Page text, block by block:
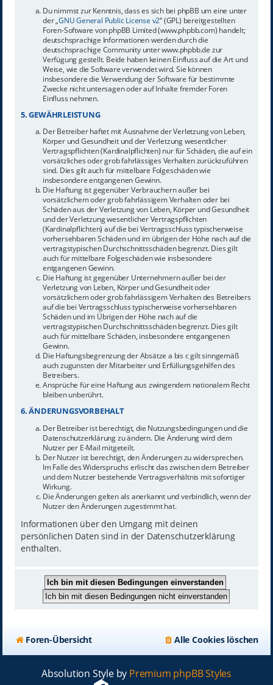
Du nimmst zur Kenntnis, dass es sich bei phpBB um eine unter
der „GNU General Public License v2“ (GPL) bereitgestellten
Foren-Software von phpBB Limited (www.phpbb.com) handelt;
deutschsprachige Informationen werden durch die
deutschsprachige Community unter www.phpbb.de zur
Verfügung gestellt. Beide haben keinen Einfluss auf die Art und
Weise, wie die Software verwendet wird. Sie können
insbesondere die Verwendung der Software für bestimmte
Zwecke nicht untersagen oder auf Inhalte fremder Foren
Einfluss nehmen.
5. GEWÄHRLEISTUNG
Der Betreiber haftet mit Ausnahme der Verletzung von Leben,
Körper und Gesundheit und der Verletzung wesentlicher
Vertragspflichten (Kardinalpflichten) nur für Schäden, die auf ein
vorsätzliches oder grob fahrlässiges Verhalten zurückzuführen
sind. Dies gilt auch für mittelbare Folgeschäden wie
insbesondere entgangenen Gewinn.
Die Haftung ist gegenüber Verbrauchern außer bei
vorsätzlichem oder grob fahrlässigem Verhalten oder bei
Schäden aus der Verletzung von Leben, Körper und Gesundheit
und der Verletzung wesentlicher Vertragspflichten
(Kardinalpflichten) auf die bei Vertragsschluss typischerweise
vorhersehbaren Schäden und im übrigen der Höhe nach auf die
vertragstypischen Durchschnittsschäden begrenzt. Dies gilt
auch für mittelbare Folgeschäden wie insbesondere
entgangenen Gewinn.
Die Haftung ist gegenüber Unternehmern außer bei der
Verletzung von Leben, Körper und Gesundheit oder
vorsätzlichem oder grob fahrlässigem Verhalten des Betreibers
auf die bei Vertragsschluss typischerweise vorhersehbaren
Schäden und im Übrigen der Höhe nach auf die
vertragstypischen Durchschnittsschäden begrenzt. Dies gilt
auch für mittelbare Schäden, insbesondere entgangenen
Gewinn.
Die Haftungsbegrenzung der Absätze a bis c gilt sinngemäß
auch zugunsten der Mitarbeiter und Erfüllungsgehilfen des
Betreibers.
Ansprüche für eine Haftung aus zwingendem nationalem Recht
bleiben unberührt.
6. ÄNDERUNGSVORBEHALT
Der Betreiber ist berechtigt, die Nutzungsbedingungen und die
Datenschutzerklärung zu ändern. Die Änderung wird dem
Nutzer per E-Mail mitgeteilt.
Der Nutzer ist berechtigt, den Änderungen zu widersprechen.
Im Falle des Widerspruchs erlischt das zwischen dem Betreiber
und dem Nutzer bestehende Vertragsverhältnis mit sofortiger
Wirkung.
Die Änderungen gelten als anerkannt und verbindlich, wenn der
Nutzer den Änderungen zugestimmt hat.
Informationen über den Umgang mit deinen
persönlichen Daten sind in der Datenschutzerklärung
enthalten.
Foren-Übersicht Alle Cookies löschen
Absolution Style by Premium phpBB Styles